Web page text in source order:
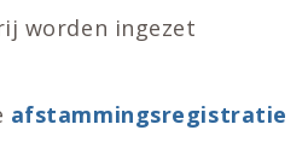
worden ingezet
afstammingsregistratie